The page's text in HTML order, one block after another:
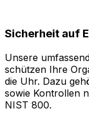
Sicherheit auf
Unsere
schützen Ihre
die Uhr. Dazu
sowie Kontrollen
NIST 800.